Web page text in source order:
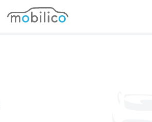
モビリコ